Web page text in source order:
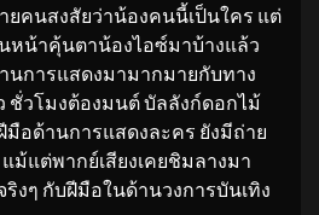
คนสงสัยว่าน้องคนนี้เป็นใคร แต่
หน้าคุ้นตาน้องไอซ์มาบ้างแล้ว
นการแสดงมามากมายกับทาง
ชั่วโมงต้องมนต์ บัลลังก์ดอกไม้
มือด้านการแสดงละคร ยังมีถ่าย
แต่พากย์เสียงเคยชิมลางมา
ริงๆ กับฝีมือในด้านวงการบันเทิง